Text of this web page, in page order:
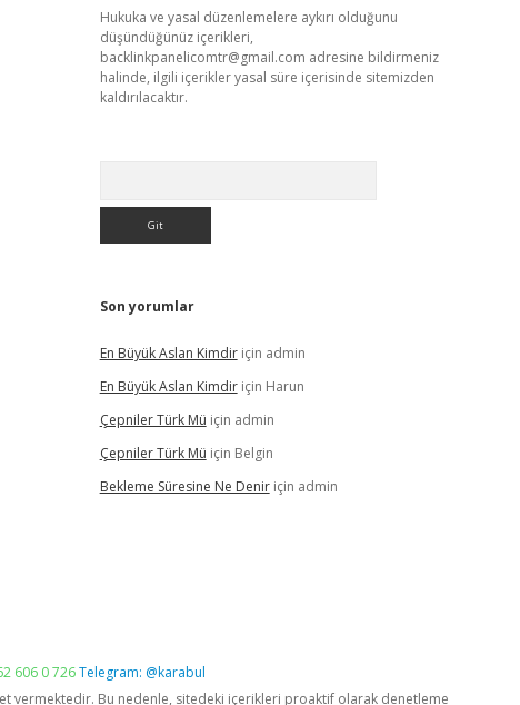
Hukuka ve yasal düzenlemelere aykırı olduğunu
düşündüğünüz içerikleri,
backlinkpanelicomtr@gmail.com adresine bildirmeniz
halinde, ilgili içerikler yasal süre içerisinde sitemizden
kaldırılacaktır.
Son yorumlar
En Büyük Aslan Kimdiriçin admin
En Büyük Aslan Kimdiriçin Harun
Çepniler Türk Mü için admin
Çepniler Türk Mü için Belgin
Bekleme Süresine Ne Deniriçin admin
606 0 726Telegram: @karabul
vermektedir. Bu nedenle, sitedeki içerikleri proaktif olarak denetleme